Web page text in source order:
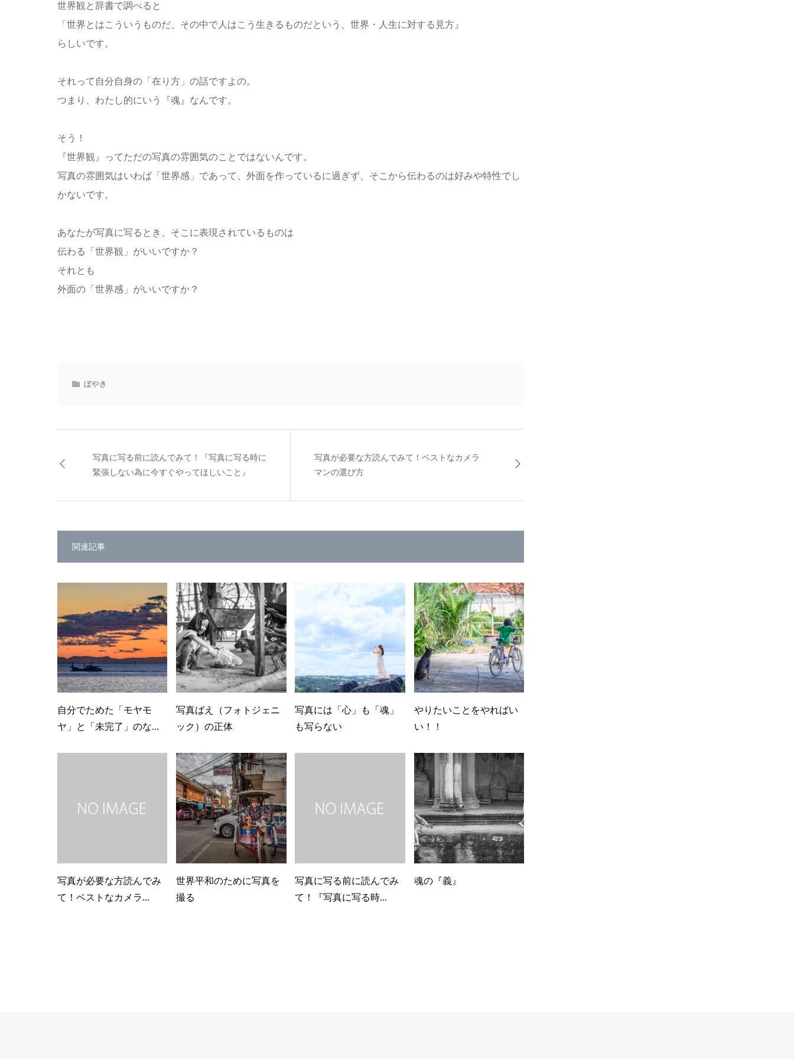
世界観と辞書で調べると
「世界とはこういうものだ、その中で人はこう生きるものだという、世界・人生に対する見方』
らしいです。
それって自分自身の「在り方」の話ですよの。
つまり、わたし的にいう『魂』なんです。
そう！
『世界観』ってただの写真の雰囲気のことではないんです。
写真の雰囲気はいわば「世界感」であって、外面を作っているに過ぎず、そこから伝わるのは好みや特性でし
かないです。
あなたが写真に写るとき、そこに表現されているものは
伝わる「世界観」がいいですか？
それとも
外面の「世界感」がいいですか？
ぼやき
写真に写る前に読んでみて！『写真に写る時に
緊張しない為に今すぐやってほしいこと』
写真が必要な方読んでみて！ベストなカメラ
マンの選び方
関連記事
自分でためた「モヤモ
ヤ」と「未完了」のな...
写真ばえ（フォトジェニ
ック）の正体
写真には「心」も「魂」
も写らない
やりたいことをやればい
い！！
写真が必要な方読んでみ
て！ベストなカメラ...
世界平和のために写真を
撮る
写真に写る前に読んでみ
て！『写真に写る時...
魂の『義』